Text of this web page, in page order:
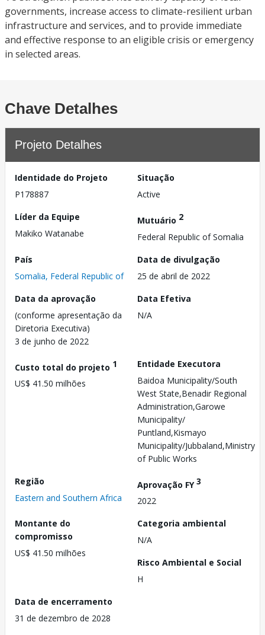
governments, increase access to climate-resilient urban
infrastructure and services, and to provide immediate
and effective response to an eligible crisis or emergency
in selected areas.
Chave Detalhes
Projeto Detalhes
Identidade do Projeto
P178887
Situação
Active
Líder da Equipe
Makiko Watanabe
Mutuário 2
Federal Republic of Somalia
País
Somalia, Federal Republic of
Data de divulgação
25 de abril de 2022
Data da aprovação
(conforme apresentação da
Diretoria Executiva)
3 de junho de 2022
Data Efetiva
N/A
Custo total do projeto 1
US$ 41.50 milhões
Entidade Executora
Baidoa Municipality/South
West State,Benadir Regional
Administration,Garowe
Municipality/
Puntland,Kismayo
Municipality/Jubbaland,Ministry
of Public Works
Região
Eastern and Southern Africa
Aprovação FY3
2022
Montante do
compromisso
US$ 41.50 milhões
Categoria ambiental
N/A
Risco Ambiental e Social
H
Data de encerramento
31 de dezembro de 2028